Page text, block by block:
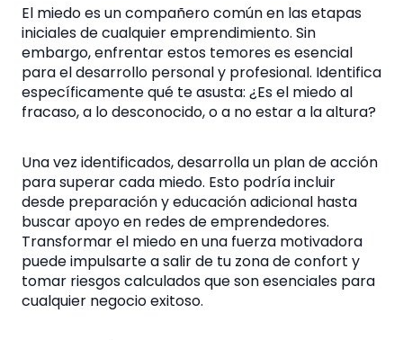
El miedo es un compañero común en las etapas
iniciales de cualquier emprendimiento. Sin
embargo, enfrentar estos temores es esencial
para el desarrollo personal y profesional. Identifica
específicamente qué te asusta: ¿Es el miedo al
fracaso, a lo desconocido, o a no estar a la altura?
Una vez identificados, desarrolla un plan de acción
para superar cada miedo. Esto podría incluir
desde preparación y educación adicional hasta
buscar apoyo en redes de emprendedores.
Transformar el miedo en una fuerza motivadora
puede impulsarte a salir de tu zona de confort y
tomar riesgos calculados que son esenciales para
cualquier negocio exitoso.